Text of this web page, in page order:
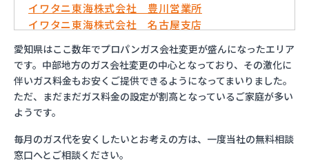
イワタニ東海株式会社 豊川営業所
イワタニ東海株式会社 名古屋支店
イワタニ東海株式会社 名古屋南営業所
およべプロパン
ガスショップイチカワ
ガステックサービス株式会社 安城営業所
ガステックサービス株式会社 西三河支店
ガステックサービス株式会社 蒲郡営業所
ガステックサービス株式会社 吉良営業所
愛知県はここ数年でプロパンガス会社変更が盛んになったエリア
です。中部地方のガス会社変更の中心となっており、その激化に
伴いガス料金もお安くご提供できるようになってまいりました。
ただ、まだまだガス料金の設定が割高となっているご家庭が多い
ようです。
毎月のガス代を安くしたいとお考えの方は、一度当社の無料相談
窓口へとご相談ください。